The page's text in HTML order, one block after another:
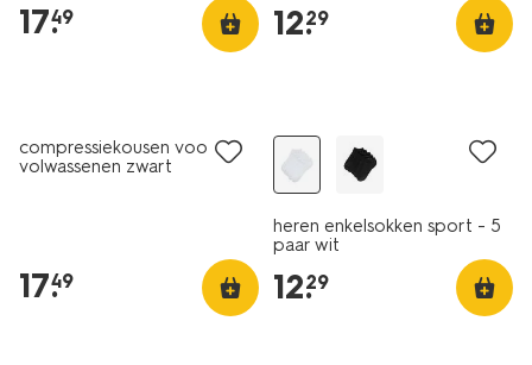
17.
49 12.
29
compressiekousen voor
volwassenen zwart
17.
49
heren enkelsokken sport - 5
paar wit
12.
29